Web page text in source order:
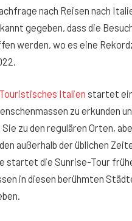
nach Reisen nach
gegeben, dass die
werden, wo es eine
Touristisches Italien startet
zu erkunden
zu den regulären Orten,
außerhalb der üblichen
startet die Sunrise-Tour
in diesen berühmten